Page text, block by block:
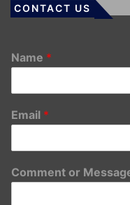
CONTACT US
Name *
Email *
Comment or